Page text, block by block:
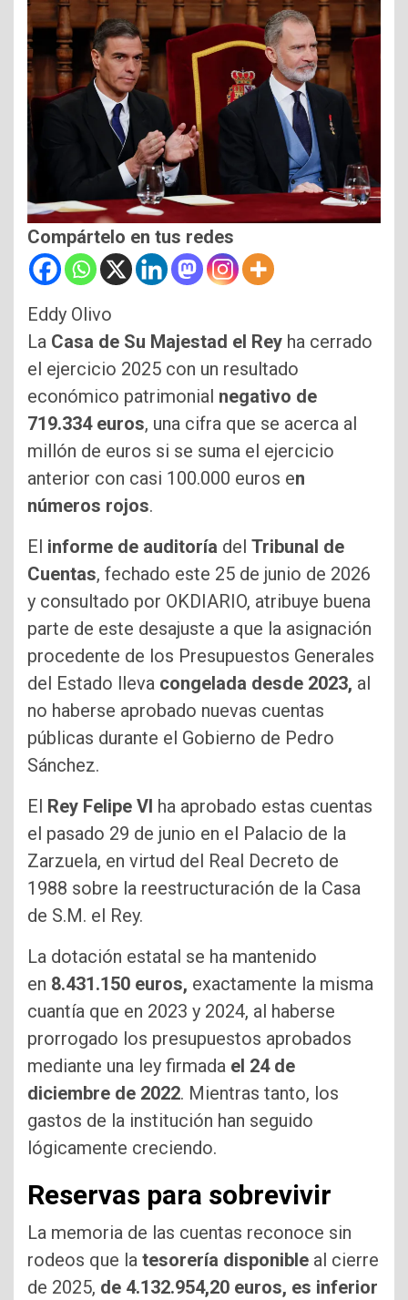
Compártelo en tus redes
Eddy Olivo
La Casa de Su Majestad el Rey ha cerrado
el ejercicio 2025 con un resultado
económico patrimonial negativo de
719.334 euros, una cifra que se acerca al
millón de euros si se suma el ejercicio
anterior con casi 100.000 euros en
números rojos.
El informe de auditoría del Tribunal de
Cuentas, fechado este 25 de junio de 2026
y consultado por OKDIARIO, atribuye buena
parte de este desajuste a que la asignación
procedente de los Presupuestos Generales
del Estado lleva congelada desde 2023, al
no haberse aprobado nuevas cuentas
públicas durante el Gobierno de Pedro
Sánchez.
El Rey Felipe VI ha aprobado estas cuentas
el pasado 29 de junio en el Palacio de la
Zarzuela, en virtud del Real Decreto de
1988 sobre la reestructuración de la Casa
de S.M. el Rey.
La dotación estatal se ha mantenido
en 8.431.150 euros, exactamente la misma
cuantía que en 2023 y 2024, al haberse
prorrogado los presupuestos aprobados
mediante una ley firmada el 24 de
diciembre de 2022. Mientras tanto, los
gastos de la institución han seguido
lógicamente creciendo.
Reservas para sobrevivir
La memoria de las cuentas reconoce sin
rodeos que la tesorería disponible al cierre
de 2025, de 4.132.954,20 euros, es inferior